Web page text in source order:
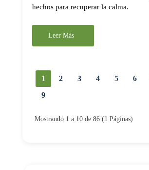
hechos para recuperar la calma.
Leer Más
1 2 3 4 5 6
9
Mostrando 1 a 10 de 86 (1 Páginas)